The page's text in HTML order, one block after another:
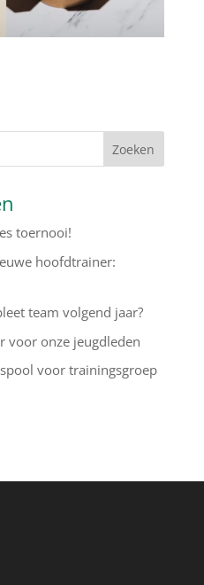
toernooi!
hoofdtrainer:
team volgend jaar?
voor onze jeugdleden
voor trainingsgroep